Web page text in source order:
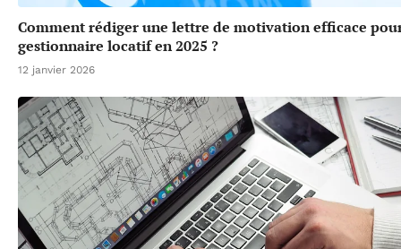
Comment rédiger une lettre de motivation efficace
gestionnaire locatif en 2025 ?
12 janvier 2026